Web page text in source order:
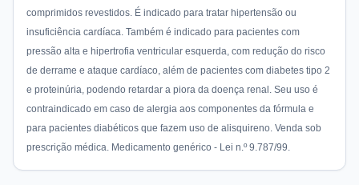
comprimidos revestidos. É indicado para tratar hipertensão ou
insuficiência cardíaca. Também é indicado para pacientes com
pressão alta e hipertrofia ventricular esquerda, com redução do risco
de derrame e ataque cardíaco, além de pacientes com diabetes tipo 2
e proteinúria, podendo retardar a piora da doença renal. Seu uso é
contraindicado em caso de alergia aos componentes da fórmula e
para pacientes diabéticos que fazem uso de alisquireno. Venda sob
prescrição médica. Medicamento genérico - Lei n.º 9.787/99.